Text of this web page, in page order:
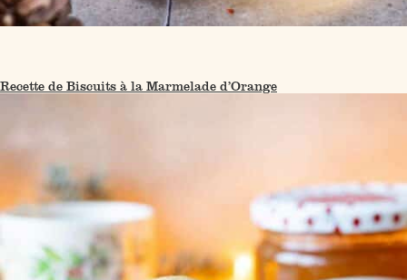
Recette de Biscuits à la Marmelade d’Orange